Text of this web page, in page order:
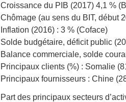
Croissance du PIB (2017) 4,1 %
Chômage (au sens du BIT, début
Inflation (2016) : 3 % (Coface)
Solde budgétaire, déficit public
Balance commerciale, solde
Principaux clients (%) : Somalie
Principaux fournisseurs : Chine
Part des principaux secteurs